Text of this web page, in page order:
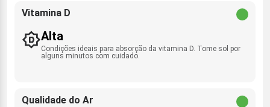
Vitamina D
Alta
Condições ideais para absorção da vitamina D. Tome sol por
alguns minutos com cuidado.
Qualidade do Ar